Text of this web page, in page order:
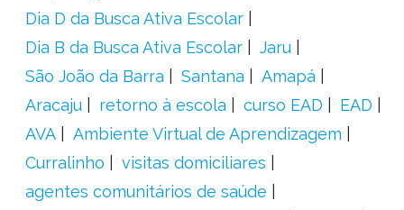
Dia D da Busca Ativa Escolar
Dia B da Busca Ativa Escolar
Jaru
São João da Barra
Santana
Amapá
Aracaju
retorno à escola curso EAD
EAD
AVA
Ambiente Virtual de Aprendizagem
Curralinho
visitas domiciliares
agentes comunitários de saúde